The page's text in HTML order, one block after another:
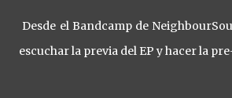
Desde el Bandcamp de
escuchar la previa del EP y hacer la